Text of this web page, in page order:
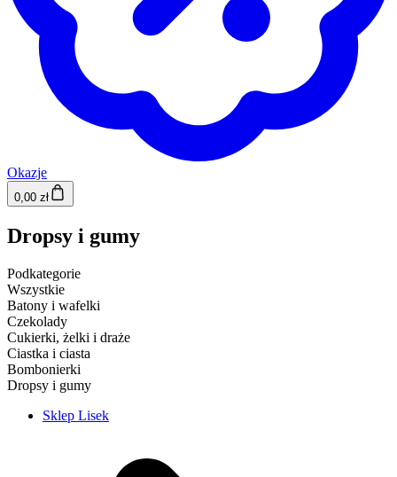
Okazje
0,00 zł
Dropsy i gumy
Podkategorie
Wszystkie
Batony i wafelki
Czekolady
Cukierki, żelki i draże
Ciastka i ciasta
Bombonierki
Dropsy i gumy
Sklep Lisek